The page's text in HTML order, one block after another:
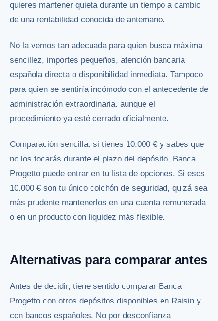
quieres mantener quieta durante un tiempo a cambio
de una rentabilidad conocida de antemano.
No la vemos tan adecuada para quien busca máxima
sencillez, importes pequeños, atención bancaria
española directa o disponibilidad inmediata. Tampoco
para quien se sentiría incómodo con el antecedente de
administración extraordinaria, aunque el
procedimiento ya esté cerrado oficialmente.
Comparación sencilla: si tienes 10.000 € y sabes que
no los tocarás durante el plazo del depósito, Banca
Progetto puede entrar en tu lista de opciones. Si esos
10.000 € son tu único colchón de seguridad, quizá sea
más prudente mantenerlos en una cuenta remunerada
o en un producto con liquidez más flexible.
Alternativas para comparar antes
Antes de decidir, tiene sentido comparar Banca
Progetto con otros depósitos disponibles en Raisin y
con bancos españoles. No por desconfianza